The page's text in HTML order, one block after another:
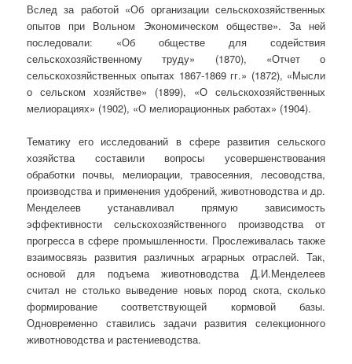
Вслед за работой «Об организации сельскохозяйственных
опытов при Вольном Экономическом обществе». За ней
последовали: «Об обществе для содействия
сельскохозяйственному труду» (1870), «Отчет о
сельскохозяйственных опытах 1867-1869 гг.» (1872), «Мысли
о сельском хозяйстве» (1899), «О сельскохозяйственных
мелиорациях» (1902), «О мелиорационных работах» (1904).
Тематику его исследований в сфере развития сельского
хозяйства составили вопросы усовершенствования
обработки почвы, мелиорации, травосеяния, лесоводства,
производства и применения удобрений, животноводства и др.
Менделеев устанавливал прямую зависимость
эффективности сельскохозяйственного производства от
прогресса в сфере промышленности. Прослеживалась также
взаимосвязь развития различных аграрных отраслей. Так,
основой для подъема животноводства Д.И.Менделеев
считал не столько выведение новых пород скота, сколько
формирование соответствующей кормовой базы.
Одновременно ставились задачи развития селекционного
животноводства и растениеводства.